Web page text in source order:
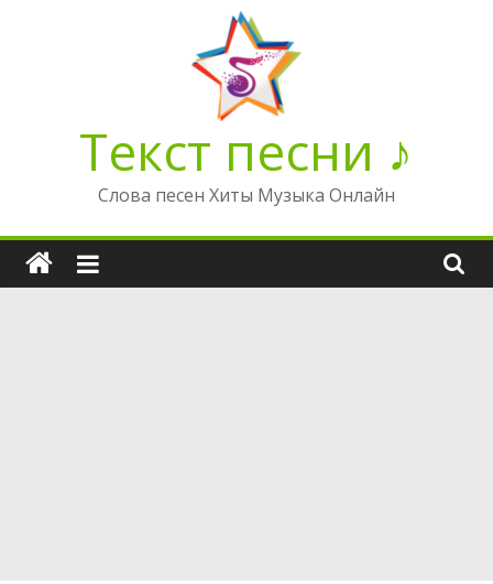
Текст песни ♪
Слова песен Хиты Музыка Онлайн